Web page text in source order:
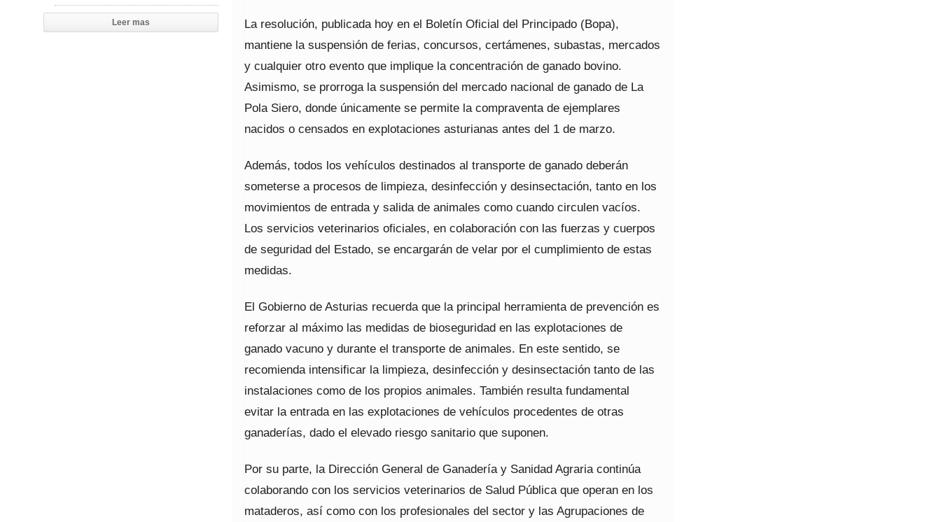
La resolución, publicada hoy en el Boletín Oficial del Principado (Bopa),
mantiene la suspensión de ferias, concursos, certámenes, subastas, mercados
y cualquier otro evento que implique la concentración de ganado bovino.
Asimismo, se prorroga la suspensión del mercado nacional de ganado de La
Pola Siero, donde únicamente se permite la compraventa de ejemplares
nacidos o censados en explotaciones asturianas antes del 1 de marzo.
Además, todos los vehículos destinados al transporte de ganado deberán
someterse a procesos de limpieza, desinfección y desinsectación, tanto en los
movimientos de entrada y salida de animales como cuando circulen vacíos.
Los servicios veterinarios oficiales, en colaboración con las fuerzas y cuerpos
de seguridad del Estado, se encargarán de velar por el cumplimiento de estas
medidas.
El Gobierno de Asturias recuerda que la principal herramienta de prevención es
reforzar al máximo las medidas de bioseguridad en las explotaciones de
ganado vacuno y durante el transporte de animales. En este sentido, se
recomienda intensificar la limpieza, desinfección y desinsectación tanto de las
instalaciones como de los propios animales. También resulta fundamental
evitar la entrada en las explotaciones de vehículos procedentes de otras
ganaderías, dado el elevado riesgo sanitario que suponen.
Por su parte, la Dirección General de Ganadería y Sanidad Agraria continúa
colaborando con los servicios veterinarios de Salud Pública que operan en los
mataderos, así como con los profesionales del sector y las Agrupaciones de
Leer mas